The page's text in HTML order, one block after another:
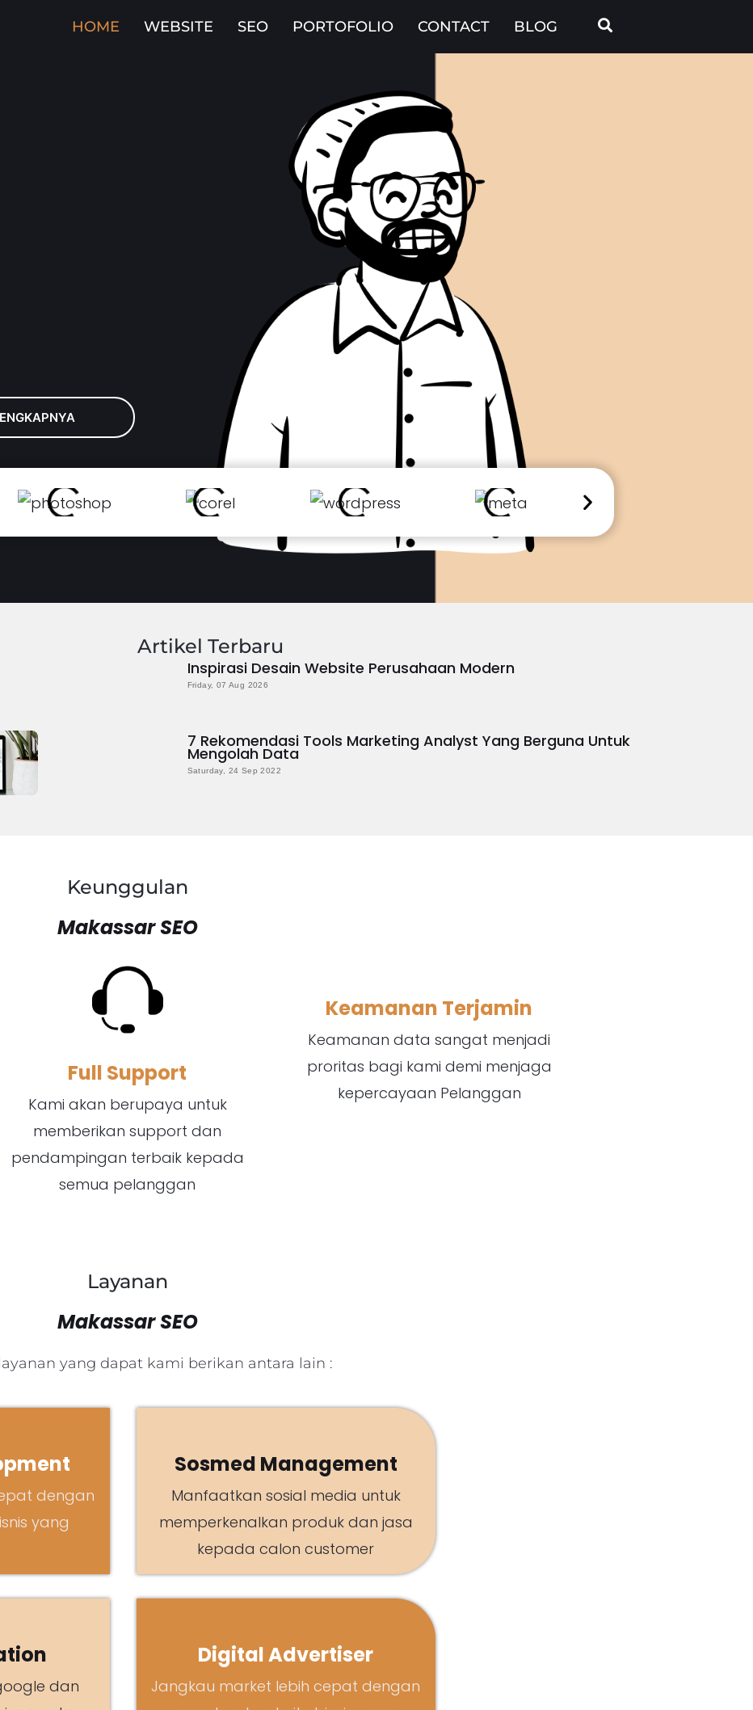
HOME WEBSITE SEO PORTOFOLIO CONTACT BLOG
Artikel Terbaru
Inspirasi Desain Website Perusahaan Modern
Friday, 07 Aug 2026
7 Rekomendasi Tools Marketing Analyst Yang Berguna Untuk
Mengolah Data
Saturday, 24 Sep 2022
Keunggulan
Makassar SEO
Full Support
Kami akan berupaya untuk
memberikan support dan
pendampingan terbaik kepada
semua pelanggan
Keamanan Terjamin
Keamanan data sangat menjadi
proritas bagi kami demi menjaga
kepercayaan Pelanggan
Layanan
Makassar SEO
yang dapat kami berikan antara lain :
dengan
yang
Sosmed Management
Manfaatkan sosial media untuk
memperkenalkan produk dan jasa
kepada calon customer
dan
Digital Advertiser
Jangkau market lebih cepat dengan